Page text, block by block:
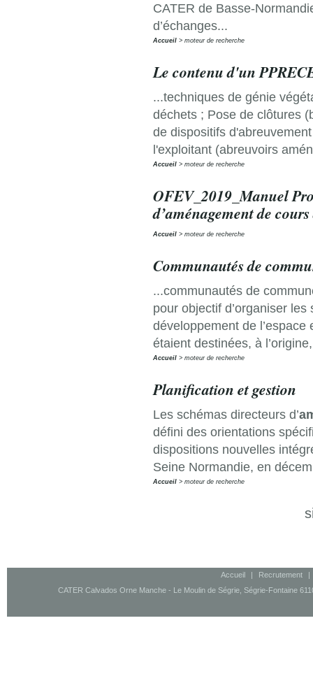
CATER de Basse-
d’échanges...
Accueil moteur de recherche
Le contenu d'un
...techniques de génie
déchets ; Pose de clôtures
de dispositifs
l'exploitant (abreuvoirs
Accueil moteur de recherche
OFEV_2019_Manuel
d’aménagement de cours
Accueil moteur de recherche
Communautés de
...communautés de
pour objectif d’organiser
développement de
étaient destinées, à
Accueil moteur de recherche
Planification et gestion
Les schémas directeurs d’
défini des orientations
dispositions nouvelles
Seine Normandie, en
Accueil moteur de recherche
Accueil | Recrutement
|
CATER Calvados Orne Manche - Le Moulin de Ségrie, Ségrie-Fontaine